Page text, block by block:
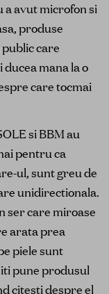
a avut microfon si
produse
care
mana la o
care tocmai
si BBM au
pentru ca
ul, sunt greu de
unidirectionala.
ser care miroase
arata prea
piele sunt
pune produsul
citesti despre el